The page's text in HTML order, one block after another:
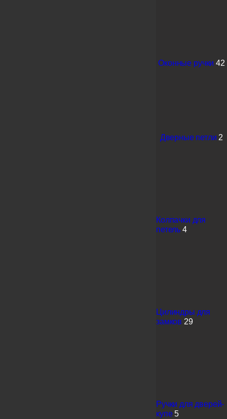
Оконные ручки 42
Дверные петли 2
Колпачки для
петель 4
Цилиндры для
замков 29
Ручки для дверей-
купе 5